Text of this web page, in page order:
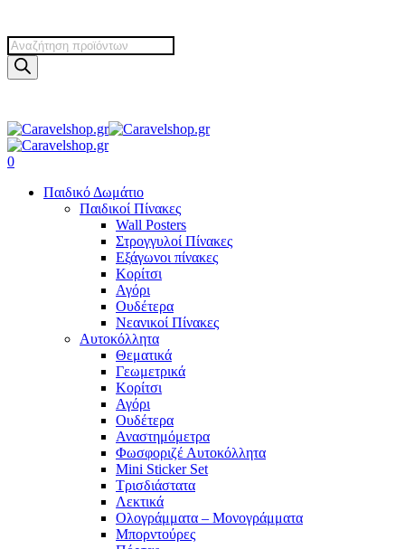
Products
search
search
account
0
Παιδικό Δωμάτιο
Παιδικοί Πίνακες
Wall Posters
Στρογγυλοί Πίνακες
Εξάγωνοι πίνακες
Κορίτσι
Αγόρι
Ουδέτερα
Νεανικοί Πίνακες
Αυτοκόλλητα
Θεματικά
Γεωμετρικά
Κορίτσι
Αγόρι
Ουδέτερα
Αναστημόμετρα
Φωσφοριζέ Αυτοκόλλητα
Mini Sticker Set
Tρισδιάστατα
Λεκτικά
Ολογράμματα – Μονογράμματα
Μπορντούρες